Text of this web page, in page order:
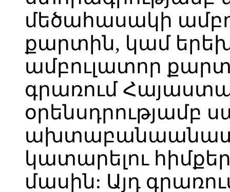
մեծահասակի
քարտին, կամ
ամբուլատոր
գրառում
կատարելու
մասին: Այդ